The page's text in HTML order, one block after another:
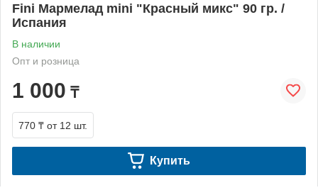
Fini Мармелад mini "Красный микс" 90 гр. /
Испания
В наличии
Опт и розница
1 000 ₸
770 ₸ от 12 шт.
Купить